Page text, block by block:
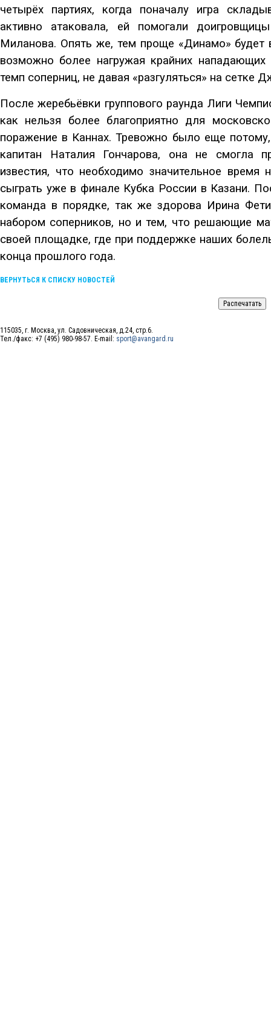
четырёх партиях, когда поначалу игра
активно атаковала, ей помогали
Миланова. Опять же, тем проще «Динамо» будет
возможно более нагружая крайних
темп соперниц, не давая «разгуляться» на сетке
После жеребьёвки группового раунда Лиги
как нельзя более благоприятно для
поражение в Каннах. Тревожно было еще
капитан Наталия Гончарова, она не смогла
известия, что необходимо значительное время
сыграть уже в финале Кубка России в Казани.
команда в порядке, так же здорова Ирина
набором соперников, но и тем, что решающие
своей площадке, где при поддержке наших
конца прошлого года.
ВЕРНУТЬСЯ К СПИСКУ НОВОСТЕЙ
115035, г. Москва, ул. Садовническая, д.24, стр.6.
Тел./факс: +7 (495) 980-98-57. E-mail: sport@avangard.ru